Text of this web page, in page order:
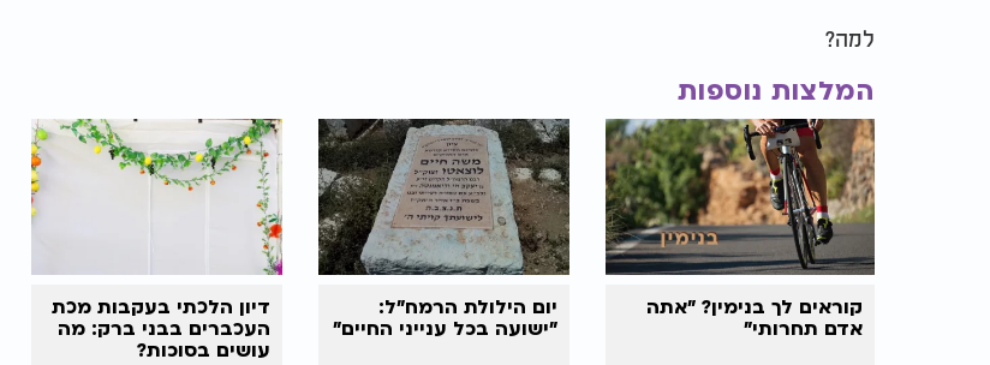
למה?
המלצות נוספות
קוראים לך בנימין? "אתה
אדם תחרותי"
יום הילולת הרמח"ל:
"ישועה בכל ענייני החיים"
דיון הלכתי בעקבות מכת
העכברים בבני ברק: מה
עושים בסוכות?